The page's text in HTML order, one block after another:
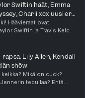
Swiftin häät, Emma
Charli xcx uusi era,
Häävieraat ovat
Swiftin ja Travis Kelcen
meni naimisiin ja nämä
Lily Allen, Kendall
shöw
Mikä on cuck?
tequilaa? Entä
meni? Se ja moni muu